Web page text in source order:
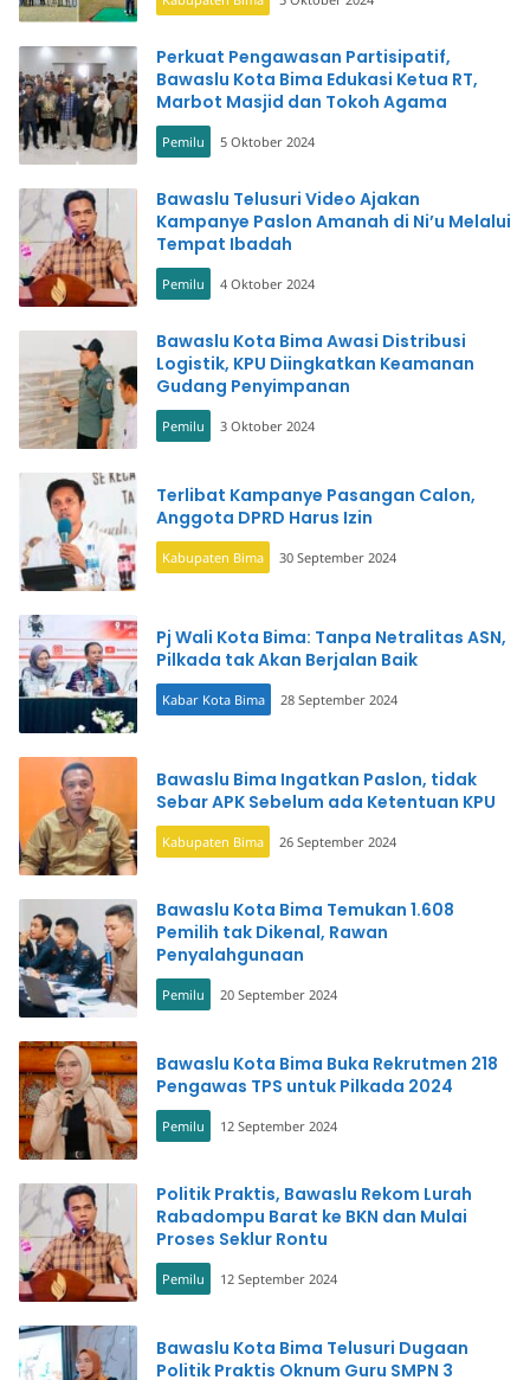
Perkuat Pengawasan Partisipatif,
Bawaslu Kota Bima Edukasi Ketua RT,
Marbot Masjid dan Tokoh Agama
Pemilu 5 Oktober 2024
Bawaslu Telusuri Video Ajakan
Kampanye Paslon Amanah di Ni’u Melalui
Tempat Ibadah
Pemilu 4 Oktober 2024
Bawaslu Kota Bima Awasi Distribusi
Logistik, KPU Diingkatkan Keamanan
Gudang Penyimpanan
Pemilu 3 Oktober 2024
Terlibat Kampanye Pasangan Calon,
Anggota DPRD Harus Izin
Kabupaten Bima 30 September 2024
Pj Wali Kota Bima: Tanpa Netralitas ASN,
Pilkada tak Akan Berjalan Baik
Kabar Kota Bima 28 September 2024
Bawaslu Bima Ingatkan Paslon, tidak
Sebar APK Sebelum ada Ketentuan KPU
Kabupaten Bima 26 September 2024
Bawaslu Kota Bima Temukan 1.608
Pemilih tak Dikenal, Rawan
Penyalahgunaan
Pemilu 20 September 2024
Bawaslu Kota Bima Buka Rekrutmen 218
Pengawas TPS untuk Pilkada 2024
Pemilu 12 September 2024
Politik Praktis, Bawaslu Rekom Lurah
Rabadompu Barat ke BKN dan Mulai
Proses Seklur Rontu
Pemilu 12 September 2024
Bawaslu Kota Bima Telusuri Dugaan
Politik Praktis Oknum Guru SMPN 3